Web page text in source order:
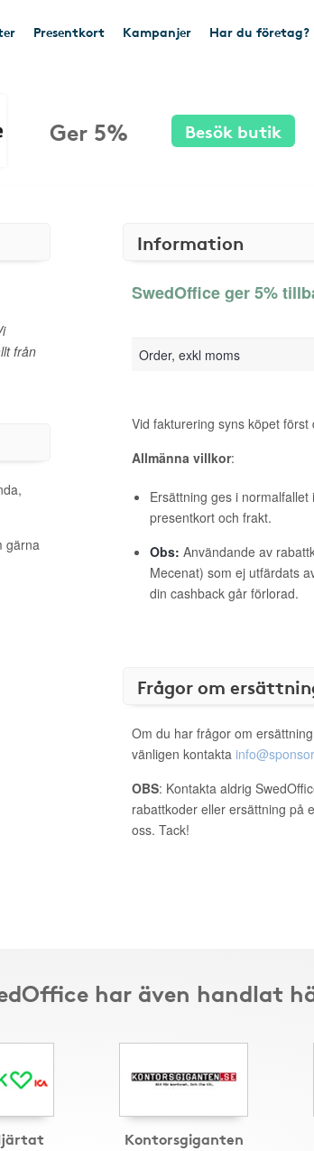
Presentkort Kampanjer Har du företag?
Ger 5% Besök butik
från
gärna
Information
SwedOffice ger 5%
Order, exkl moms
Vid fakturering syns köpet
Allmänna villkor:
Ersättning ges i
presentkort och frakt.
Obs: Användande av
Mecenat) som ej utfärdats
din cashback går förlorad.
Frågor om
Om du har frågor om
vänligen kontakta
OBS: Kontakta aldrig
rabattkoder eller ersättning på
oss. Tack!
har även handlat
Kontorsgiganten